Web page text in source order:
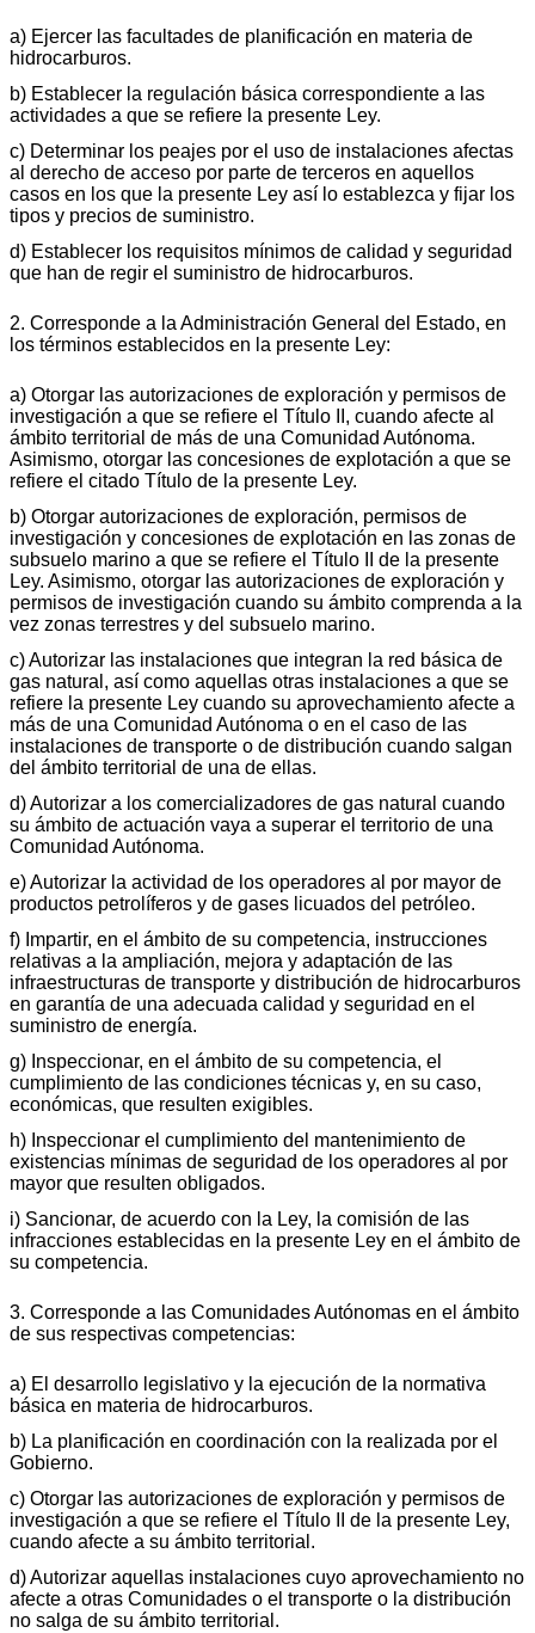
a) Ejercer las facultades de planificación en materia de
hidrocarburos.
b) Establecer la regulación básica correspondiente a las
actividades a que se refiere la presente Ley.
c) Determinar los peajes por el uso de instalaciones afectas
al derecho de acceso por parte de terceros en aquellos
casos en los que la presente Ley así lo establezca y fijar los
tipos y precios de suministro.
d) Establecer los requisitos mínimos de calidad y seguridad
que han de regir el suministro de hidrocarburos.
2. Corresponde a la Administración General del Estado, en
los términos establecidos en la presente Ley:
a) Otorgar las autorizaciones de exploración y permisos de
investigación a que se refiere el Título II, cuando afecte al
ámbito territorial de más de una Comunidad Autónoma.
Asimismo, otorgar las concesiones de explotación a que se
refiere el citado Título de la presente Ley.
b) Otorgar autorizaciones de exploración, permisos de
investigación y concesiones de explotación en las zonas de
subsuelo marino a que se refiere el Título II de la presente
Ley. Asimismo, otorgar las autorizaciones de exploración y
permisos de investigación cuando su ámbito comprenda a la
vez zonas terrestres y del subsuelo marino.
c) Autorizar las instalaciones que integran la red básica de
gas natural, así como aquellas otras instalaciones a que se
refiere la presente Ley cuando su aprovechamiento afecte a
más de una Comunidad Autónoma o en el caso de las
instalaciones de transporte o de distribución cuando salgan
del ámbito territorial de una de ellas.
d) Autorizar a los comercializadores de gas natural cuando
su ámbito de actuación vaya a superar el territorio de una
Comunidad Autónoma.
e) Autorizar la actividad de los operadores al por mayor de
productos petrolíferos y de gases licuados del petróleo.
f) Impartir, en el ámbito de su competencia, instrucciones
relativas a la ampliación, mejora y adaptación de las
infraestructuras de transporte y distribución de hidrocarburos
en garantía de una adecuada calidad y seguridad en el
suministro de energía.
g) Inspeccionar, en el ámbito de su competencia, el
cumplimiento de las condiciones técnicas y, en su caso,
económicas, que resulten exigibles.
h) Inspeccionar el cumplimiento del mantenimiento de
existencias mínimas de seguridad de los operadores al por
mayor que resulten obligados.
i) Sancionar, de acuerdo con la Ley, la comisión de las
infracciones establecidas en la presente Ley en el ámbito de
su competencia.
3. Corresponde a las Comunidades Autónomas en el ámbito
de sus respectivas competencias:
a) El desarrollo legislativo y la ejecución de la normativa
básica en materia de hidrocarburos.
b) La planificación en coordinación con la realizada por el
Gobierno.
c) Otorgar las autorizaciones de exploración y permisos de
investigación a que se refiere el Título II de la presente Ley,
cuando afecte a su ámbito territorial.
d) Autorizar aquellas instalaciones cuyo aprovechamiento no
afecte a otras Comunidades o el transporte o la distribución
no salga de su ámbito territorial.